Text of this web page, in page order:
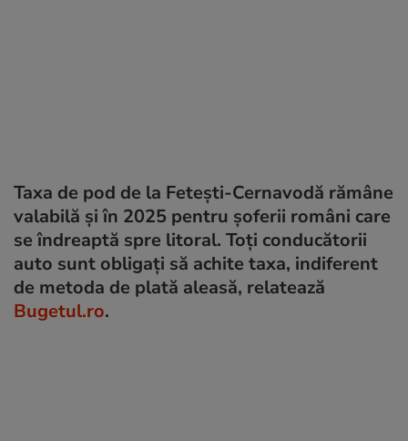
Taxa de pod de la Fetești-Cernavodă rămâne
valabilă și în 2025 pentru șoferii români care
se îndreaptă spre litoral. Toți conducătorii
auto sunt obligați să achite taxa, indiferent
de metoda de plată aleasă, relatează
Bugetul.ro.